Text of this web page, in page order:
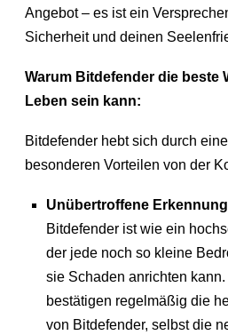
Angebot – es ist ein
Sicherheit und deinen
Warum Bitdefender die beste
Leben sein kann:
Bitdefender hebt sich durch
besonderen Vorteilen von der
Unübertroffene
Bitdefender ist wie ein
der jede noch so kleine
sie Schaden anrichten
bestätigen regelmäßig die
von Bitdefender, selbst die